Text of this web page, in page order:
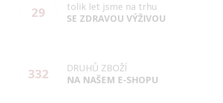
29
tolik let jsme na trhu
SE ZDRAVOU VÝŽIVOU
332
DRUHŮ ZBOŽÍ
NA NAŠEM E-SHOPU